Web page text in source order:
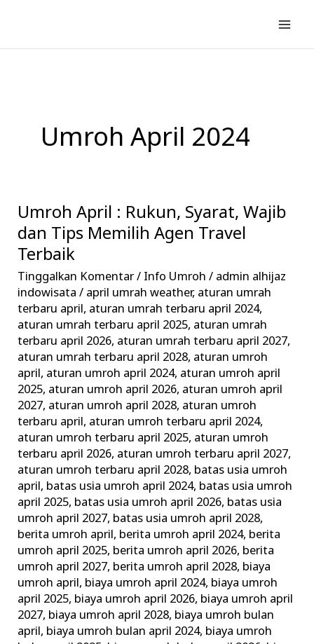
konten
Umroh April 2024
Umroh April : Rukun, Syarat, Wajib
dan Tips Memilih Agen Travel
Terbaik
Tinggalkan Komentar/ Info Umroh / admin alhijaz
indowisata/ april umrah weather, aturan umrah
terbaru april, aturan umrah terbaru april 2024,
aturan umrah terbaru april 2025, aturan umrah
terbaru april 2026, aturan umrah terbaru april 2027,
aturan umrah terbaru april 2028, aturan umroh
april, aturan umroh april 2024, aturan umroh april
2025, aturan umroh april 2026, aturan umroh april
2027, aturan umroh april 2028, aturan umroh
terbaru april, aturan umroh terbaru april 2024,
aturan umroh terbaru april 2025, aturan umroh
terbaru april 2026, aturan umroh terbaru april 2027,
aturan umroh terbaru april 2028, batas usia umroh
april, batas usia umroh april 2024, batas usia umroh
april 2025, batas usia umroh april 2026, batas usia
umroh april 2027, batas usia umroh april 2028,
berita umroh april, berita umroh april 2024, berita
umroh april 2025, berita umroh april 2026, berita
umroh april 2027, berita umroh april 2028, biaya
umroh april, biaya umroh april 2024, biaya umroh
april 2025, biaya umroh april 2026, biaya umroh april
2027, biaya umroh april 2028, biaya umroh bulan
april, biaya umroh bulan april 2024, biaya umroh
Umroh
April
:
Rukun,
Syarat,
Wajib
dan
Tips
Memilih
Agen
Travel
Terbaik